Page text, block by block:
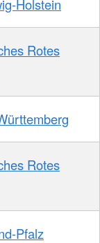
Holstein
Rotes
Rotes
Pfalz